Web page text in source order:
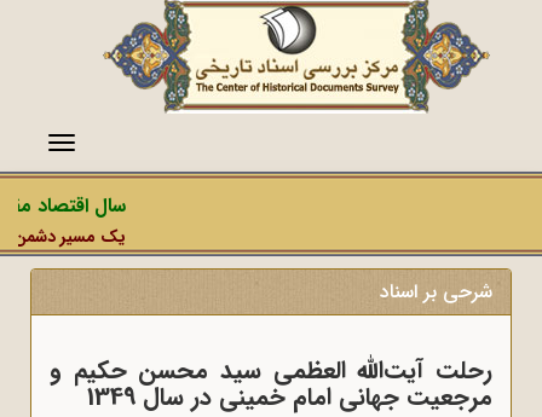
منو
سال اقتصاد
یک مسیر دشمن،
شرحی بر اسناد
رحلت آیت‌الله العظمی سید محسن حکیم و
مرجعیت جهانی امام خمینی در سال 1349